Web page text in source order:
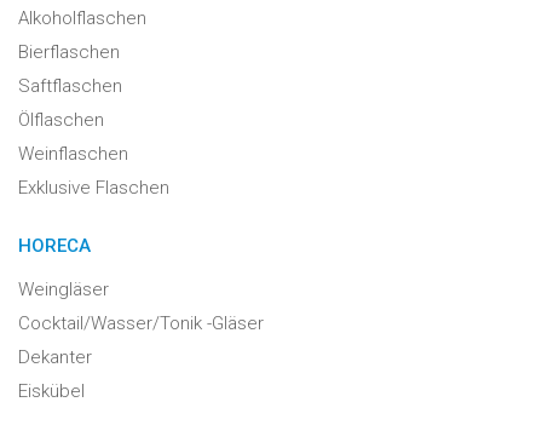
Alkoholflaschen
Bierflaschen
Saftflaschen
Ölflaschen
Weinflaschen
Exklusive Flaschen
HORECA
Weingläser
Cocktail/Wasser/Tonik -Gläser
Dekanter
Eiskübel